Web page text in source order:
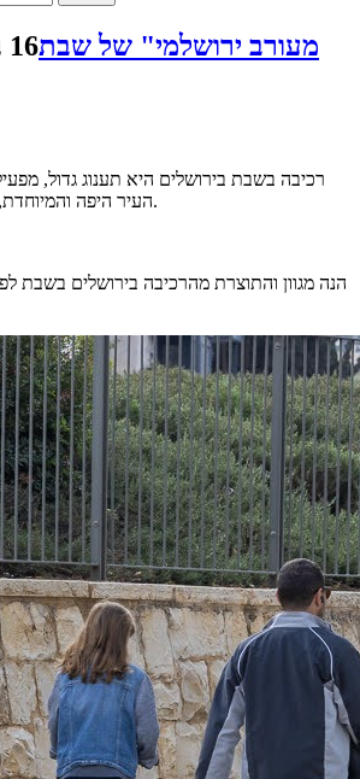
"מעורב ירושלמי" של שבת16 בנובמבר 2024
רכיבה בשבת בירושלים היא תענוג גדול,
העיר היפה והמיוחדת, רואים אנשים ומצלמים.